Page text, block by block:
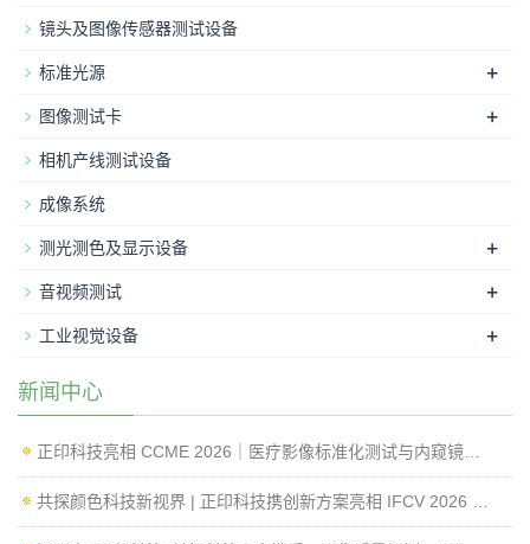
镜头及图像传感器测试设备
标准光源 +
图像测试卡 +
相机产线测试设备
成像系统
测光测色及显示设备 +
音视频测试 +
工业视觉设备 +
新闻中心